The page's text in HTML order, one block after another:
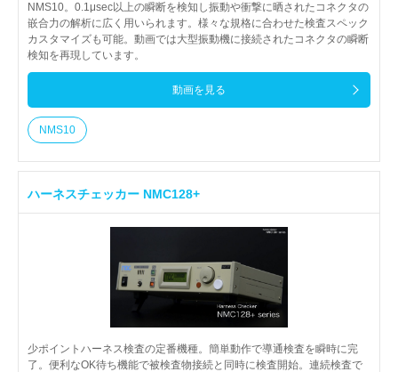
NMS10。0.1μsec以上の瞬断を検知し振動や衝撃に晒されたコネクタの
嵌合力の解析に広く用いられます。様々な規格に合わせた検査スペック
カスタマイズも可能。動画では大型振動機に接続されたコネクタの瞬断
検知を再現しています。
動画を見る
NMS10
ハーネスチェッカー NMC128+
少ポイントハーネス検査の定番機種。簡単動作で導通検査を瞬時に完
了。便利なOK待ち機能で被検査物接続と同時に検査開始。連続検査で